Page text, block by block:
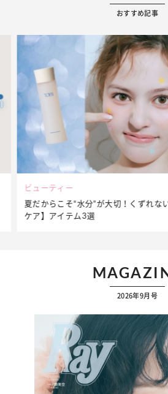
おすすめ記事
ビューティー
夏だからこそ“水分”が大切！くずれな
ケア】アイテム3選
2026年9月号